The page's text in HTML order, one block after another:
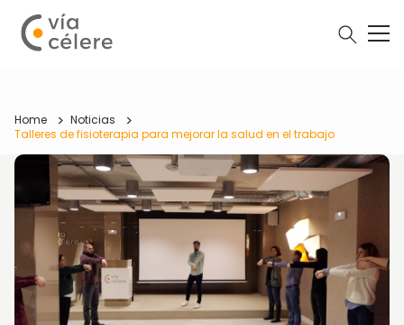
Home
Noticias
Talleres de fisioterapia para mejorar la salud en el trabajo